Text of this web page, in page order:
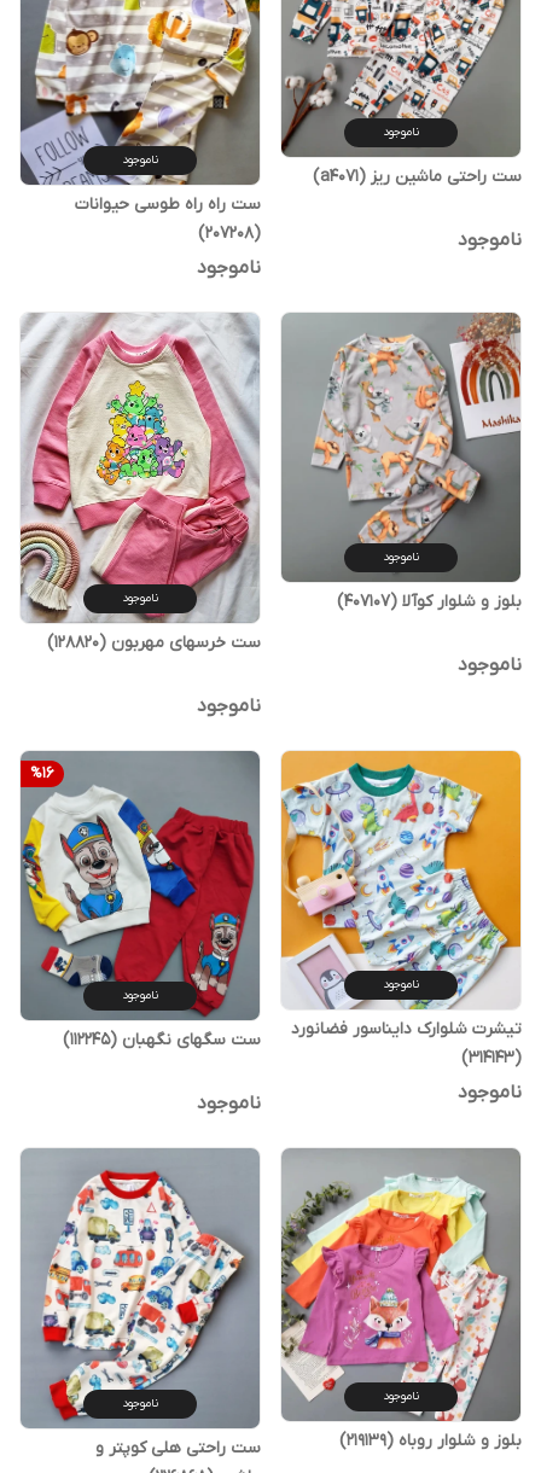
ناموجود
ست راحتی ماشین ریز (a4071)
ناموجود
ناموجود
ست راه راه طوسی حیوانات
(207208)
ناموجود
ناموجود
بلوز و شلوار کوآلا (407107)
ناموجود
ناموجود
ست خرسهای مهربون (128820)
ناموجود
ناموجود
تیشرت شلوارک دایناسور فضانورد
(314143)
ناموجود
%16
ناموجود
ست سگهای نگهبان (۱۱۲۲۴۵)
ناموجود
ناموجود
بلوز و شلوار روباه (219139)
ناموجود
ست راحتی هلی کوپتر و